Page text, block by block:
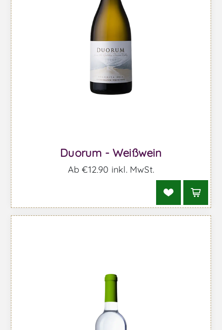
Duorum - Weißwein
Ab €12,90 inkl. MwSt.